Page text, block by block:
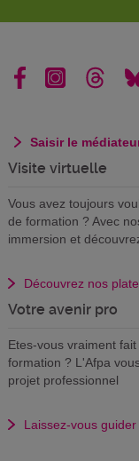
Saisir le
Visite virtuelle
Vous avez toujours
de formation ? Avec
immersion et
Découvrez nos
Votre avenir pro
Etes-vous vraiment
formation ? L'Afpa
projet professionnel
Laissez-vous guider